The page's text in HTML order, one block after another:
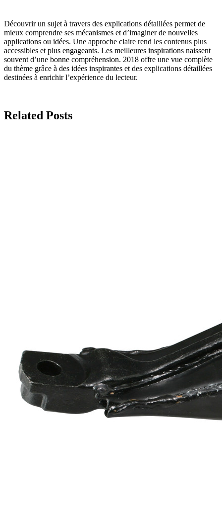
Découvrir un sujet à travers des explications détaillées permet de
mieux comprendre ses mécanismes et d’imaginer de nouvelles
applications ou idées. Une approche claire rend les contenus plus
accessibles et plus engageants. Les meilleures inspirations naissent
souvent d’une bonne compréhension. 2018 offre une vue complète
du thème grâce à des idées inspirantes et des explications détaillées
destinées à enrichir l’expérience du lecteur.
Related Posts